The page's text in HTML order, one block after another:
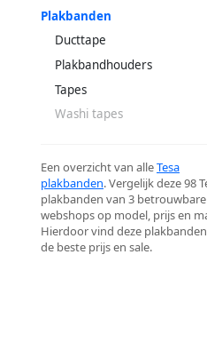
Plakbanden
Ducttape
Plakbandhouders
Tapes
Washi tapes
Een overzicht van alleTesa
plakbanden. Vergelijk deze 98
plakbanden van 3 betrouwbare
webshops op model, prijs en
Hierdoor vind deze
de beste prijs en sale.